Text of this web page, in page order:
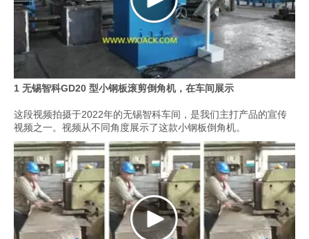
1 无锡智科GD20 型小钢板滚剪倒角机，在车间展示
这段视频拍摄于2022年的无锡智科车间，是我们主打产品的宣传
视频之一。视频从不同角度展示了这款小钢板倒角机。